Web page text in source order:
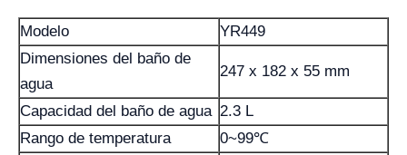
Modelo
YR449
Dimensiones del baño de
agua
247 x 182 x 55 mm
Capacidad del baño de agua 2.3 L
Rango de temperatura
0~99℃